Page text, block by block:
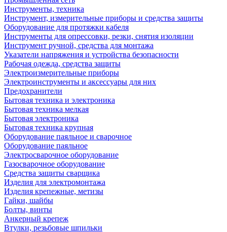
Инструменты, техника
Инструмент, измерительные приборы и средства защиты
Оборудование для протяжки кабеля
Инструменты для опрессовки, резки, снятия изоляции
Инструмент ручной, средства для монтажа
Указатели напряжения и устройства безопасности
Рабочая одежда, средства защиты
Электроизмерительные приборы
Электроинструменты и аксессуары для них
Предохранители
Бытовая техника и электроника
Бытовая техника мелкая
Бытовая электроника
Бытовая техника крупная
Оборудование паяльное и сварочное
Оборудование паяльное
Электросварочное оборудование
Газосварочное оборудование
Средства защиты сварщика
Изделия для электромонтажа
Изделия крепежные, метизы
Гайки, шайбы
Болты, винты
Анкерный крепеж
Втулки, резьбовые шпильки